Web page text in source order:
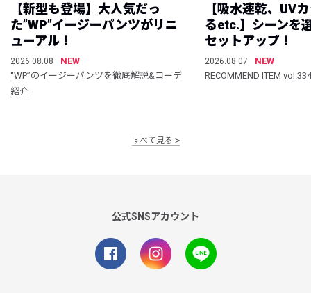
【新型も登場】大人気だっ
た”WP”イージーパンツがリニ
ューアル！
2026.08.08
NEW
“WP”のイージーパンツを徹底解説&コーデ
紹介
【吸水速乾、UV
るetc.】シーンを
セットアップ！
2026.08.07
NEW
RECOMMEND ITEM vol.334
すべて見る
公式SNSアカウント